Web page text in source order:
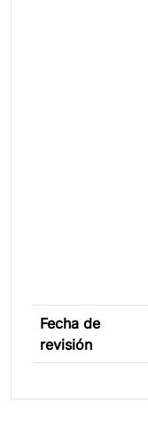
Fecha de
revisión